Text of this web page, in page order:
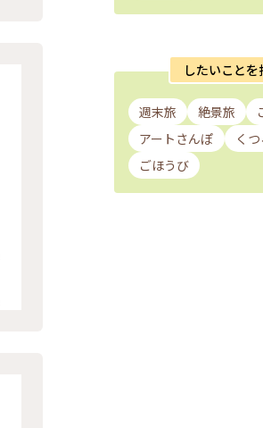
したいこと
週末旅 絶景旅
アートさんぽ
く
ごほうび